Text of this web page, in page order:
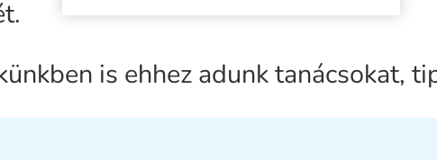
is ehhez adunk tanácsokat,